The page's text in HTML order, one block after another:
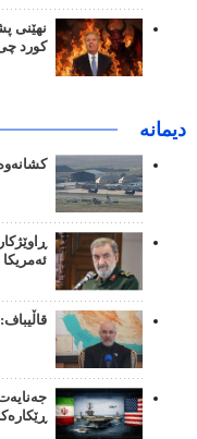
نهێنی
کورد
دیمانە